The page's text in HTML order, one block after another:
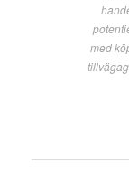
med